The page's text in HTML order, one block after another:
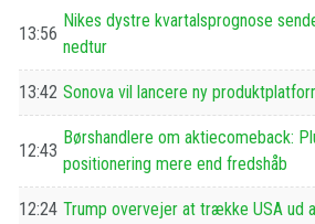
13:56
Nikes dystre kvartalsprognose
nedtur
13:42 Sonova vil lancere ny
12:43
Børshandlere om aktiecomeback:
positionering mere end fredshåb
12:24 Trump overvejer at trække USA ud